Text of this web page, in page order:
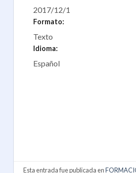
2017/12/1
Formato:
Texto
Idioma:
Español
Esta entrada fue publicada en